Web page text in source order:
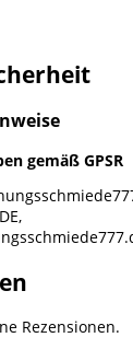
gemäß GPSR
Rezensionen.